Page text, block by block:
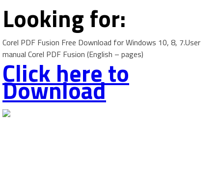
Looking for:
Corel PDF Fusion Free Download for Windows 10, 8, 7.User
manual Corel PDF Fusion (English – pages)
Click here to
Download